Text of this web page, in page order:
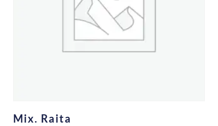
Mix. Raita